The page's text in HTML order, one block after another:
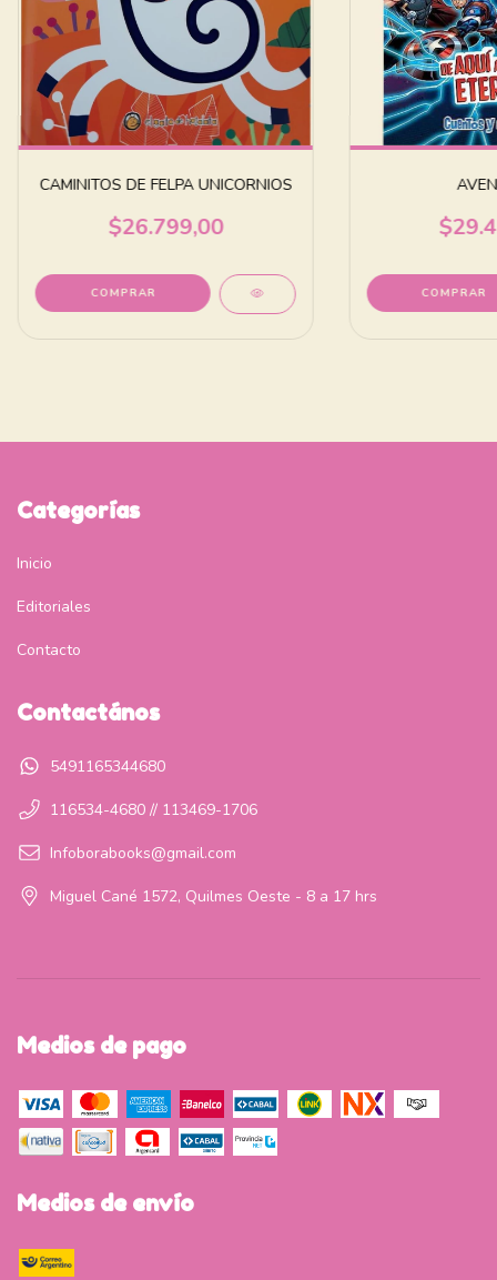
CAMINITOS DE FELPA UNICORNIOS
$26.799,00
Categorías
Inicio
Editoriales
Contacto
Contactános
5491165344680
116534-4680 // 113469-1706
Infoborabooks@gmail.com
Miguel Cané 1572, Quilmes Oeste - 8 a 17 hrs
Medios de pago
Medios de envío